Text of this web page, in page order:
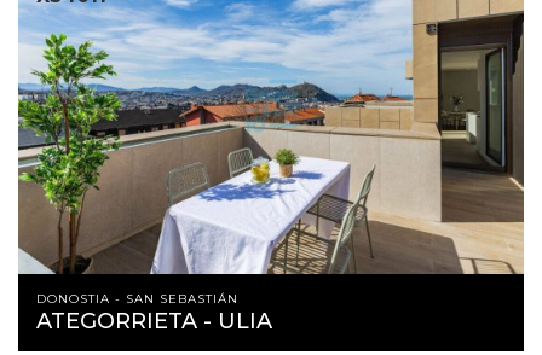
DONOSTIA - SAN SEBASTIÁN
ATEGORRIETA - ULIA